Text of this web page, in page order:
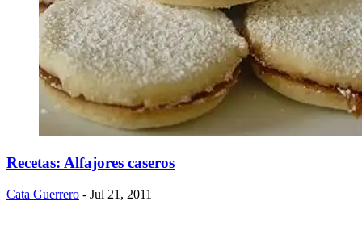
Recetas: Alfajores caseros
Cata Guerrero - Jul 21, 2011